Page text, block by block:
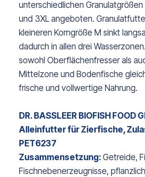
unterschiedlichen Granulatgrößen
und 3XL angeboten.
kleineren Korngröße M sinkt
dadurch in allen drei
sowohl Oberflächenfresser als
Mittelzone und Bodenfische
frische und vollwertige Nahrung.
DR. BASSLEER BIOFISH FOOD
Alleinfutter für Zierfische,
PET6237
Zusammensetzung: Getreide,
Fischnebenerzeugnisse,